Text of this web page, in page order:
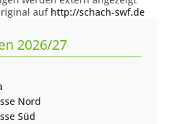
auf http://schach-swf.de
2026/27
Nord
Süd